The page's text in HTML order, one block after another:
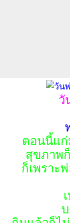
วั
ตอนนี้แก่
สุขภาพ
ก็เพราะ